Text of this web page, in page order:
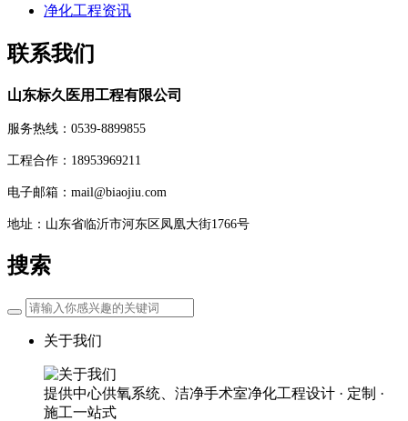
净化工程资讯
联系我们
山东标久医用工程有限公司
服务热线：0539-8899855
工程合作：18953969211
电子邮箱：mail@biaojiu.com
地址：山东省临沂市河东区凤凰大街1766号
搜索
关于我们
提供中心供氧系统、洁净手术室净化工程设计 · 定制 ·
施工一站式